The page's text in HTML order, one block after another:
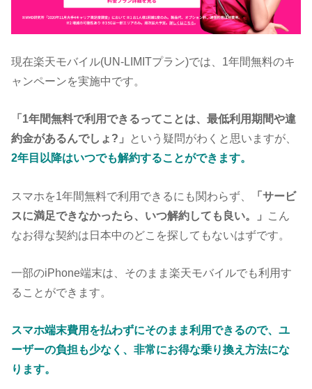
現在楽天モバイル(UN-LIMITプラン)では、1年間無料のキ
ャンペーンを実施中です。
「1年間無料で利用できるってことは、最低利用期間や違
約金があるんでしょ?」
という疑問がわくと思いますが、
2年目以降はいつでも解約することができます。
スマホを1年間無料で利用できるにも関わらず、
「サービ
スに満足できなかったら、いつ解約しても良い。」
こん
なお得な契約は日本中のどこを探してもないはずです。
一部のiPhone端末は、そのまま楽天モバイルでも利用す
ることができます。
スマホ端末費用を払わずにそのまま利用できるので、ユ
ーザーの負担も少なく、非常にお得な乗り換え方法にな
ります。